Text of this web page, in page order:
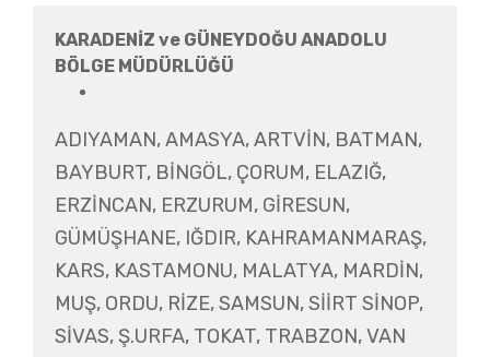
KARADENİZ ve GÜNEYDOĞU ANADOLU
BÖLGE MÜDÜRLÜĞÜ
ADIYAMAN, AMASYA, ARTVİN, BATMAN,
BAYBURT, BİNGÖL, ÇORUM, ELAZIĞ,
ERZİNCAN, ERZURUM, GİRESUN,
GÜMÜŞHANE, IĞDIR, KAHRAMANMARAŞ,
KARS, KASTAMONU, MALATYA, MARDİN,
MUŞ, ORDU, RİZE, SAMSUN, SİİRT SİNOP,
SİVAS, Ş.URFA, TOKAT, TRABZON, VAN